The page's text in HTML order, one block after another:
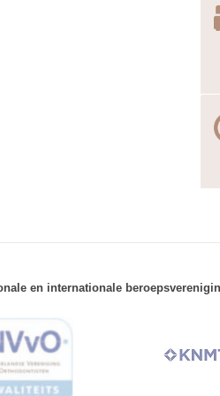
en internationale